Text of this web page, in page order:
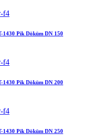
1430 Pik Döküm DN 150
1430 Pik Döküm DN 200
1430 Pik Döküm DN 250